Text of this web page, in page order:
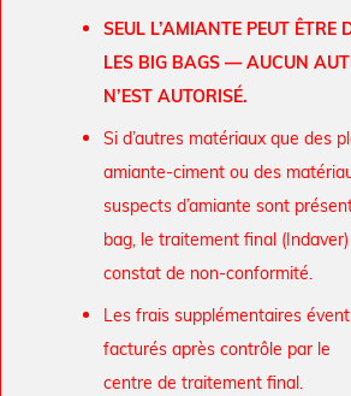
SEUL L’AMIANTE PEUT ÊTRE
LES BIG BAGS — AUCUN
N’EST AUTORISÉ.
Si d’autres matériaux que des
amiante-ciment ou des
suspects d’amiante sont
bag, le traitement final
constat de non-conformité.
Les frais supplémentaires
facturés après contrôle par le
centre de traitement final.